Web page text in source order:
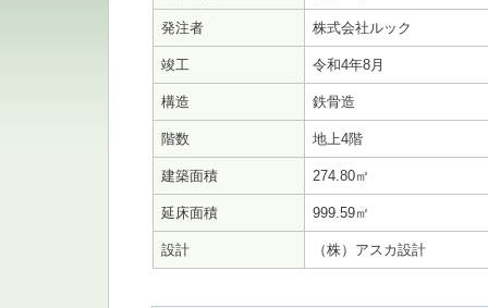
発注者 株式会社ルック
竣工 令和4年8月
構造 鉄骨造
階数 地上4階
建築面積 274.80㎡
延床面積 999.59㎡
設計 （株）アスカ設計